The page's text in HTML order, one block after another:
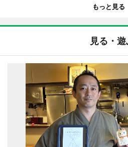
もっと見る
見る・